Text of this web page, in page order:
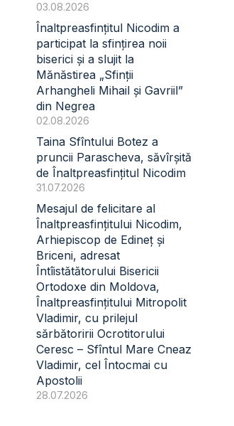
03.08.2026
Înaltpreasfințitul Nicodim a
participat la sfințirea noii
biserici și a slujit la
Mănăstirea „Sfinții
Arhangheli Mihail și Gavriil”
din Negrea
02.08.2026
Taina Sfîntului Botez a
pruncii Parascheva, săvîrșită
de Înaltpreasfințitul Nicodim
31.07.2026
Mesajul de felicitare al
Înaltpreasfințitului Nicodim,
Arhiepiscop de Edineț și
Briceni, adresat
Întîistătătorului Bisericii
Ortodoxe din Moldova,
Înaltpreasfințitului Mitropolit
Vladimir, cu prilejul
sărbătoririi Ocrotitorului
Ceresc – Sfîntul Mare Cneaz
Vladimir, cel Întocmai cu
Apostolii
28.07.2026